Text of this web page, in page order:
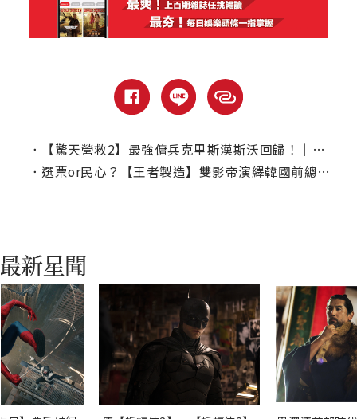
．
【驚天營救2】最強傭兵克里斯漢斯沃回歸！｜本周上線、電視首播推薦
． 選票or民心？【王者製造】雙影帝演繹韓國前總統選舉真實故事